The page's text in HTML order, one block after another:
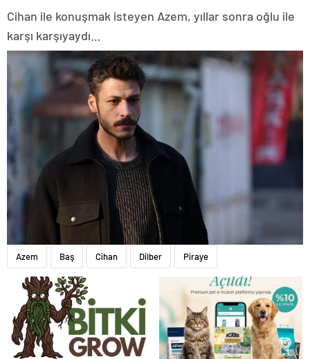
Cihan ile konuşmak isteyen Azem, yıllar sonra oğlu ile
karşı karşıyaydı…
Azem Baş Cihan Dilber Piraye